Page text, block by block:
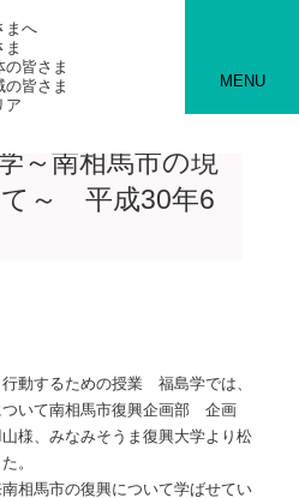
まへ
ま
の皆さま
の皆さま
ア
MENU
～南相馬市の現
～ 平成30年6
動するための授業 福島学では、
ついて南相馬市復興企画部 企画
様、みなみそうま復興大学より松
。
相馬市の復興について学ばせてい